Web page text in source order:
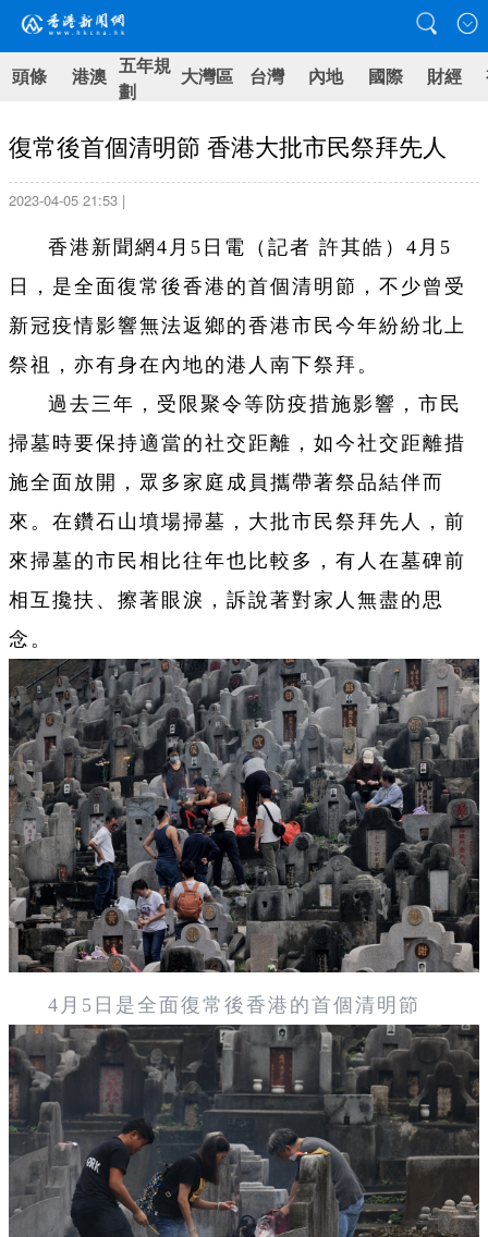
頭條 港澳 五年規
劃
大灣區 台灣 內地 國際 財經
復常後首個清明節 香港大批市民祭拜先人
2023-04-05 21:53 |
香港新聞網4月5日電（記者 許其皓）4月5
日，是全面復常後香港的首個清明節，不少曾受
新冠疫情影響無法返鄉的香港市民今年紛紛北上
祭祖，亦有身在內地的港人南下祭拜。
過去三年，受限聚令等防疫措施影響，市民
掃墓時要保持適當的社交距離，如今社交距離措
施全面放開，眾多家庭成員攜帶著祭品結伴而
來。在鑽石山墳場掃墓，大批市民祭拜先人，前
來掃墓的市民相比往年也比較多，有人在墓碑前
相互攙扶、擦著眼淚，訴說著對家人無盡的思
念。
4月5日是全面復常後香港的首個清明節